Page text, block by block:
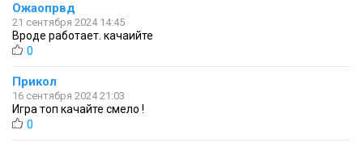
Ожаопрвд
21 сентября 2024 14:45
Вроде работает. качаийте
0
Прикол
16 сентября 2024 21:03
Игра топ качайте смело !
0